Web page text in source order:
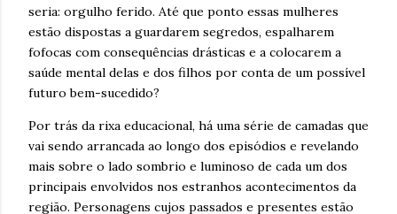
seria: orgulho ferido. Até que ponto essas mulheres
estão dispostas a guardarem segredos, espalharem
fofocas com consequências drásticas e a colocarem a
saúde mental delas e dos filhos por conta de um possível
futuro bem-sucedido?
Por trás da rixa educacional, há uma série de camadas que
vai sendo arrancada ao longo dos episódios e revelando
mais sobre o lado sombrio e luminoso de cada um dos
principais envolvidos nos estranhos acontecimentos da
região. Personagens cujos passados e presentes estão